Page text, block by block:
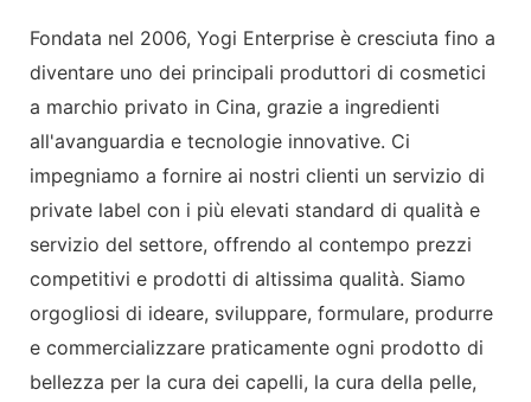
Fondata nel 2006, Yogi Enterprise è cresciuta fino a
diventare uno dei principali produttori di cosmetici
a marchio privato in Cina, grazie a ingredienti
all'avanguardia e tecnologie innovative. Ci
impegniamo a fornire ai nostri clienti un servizio di
private label con i più elevati standard di qualità e
servizio del settore, offrendo al contempo prezzi
competitivi e prodotti di altissima qualità. Siamo
orgogliosi di ideare, sviluppare, formulare, produrre
e commercializzare praticamente ogni prodotto di
bellezza per la cura dei capelli, la cura della pelle,